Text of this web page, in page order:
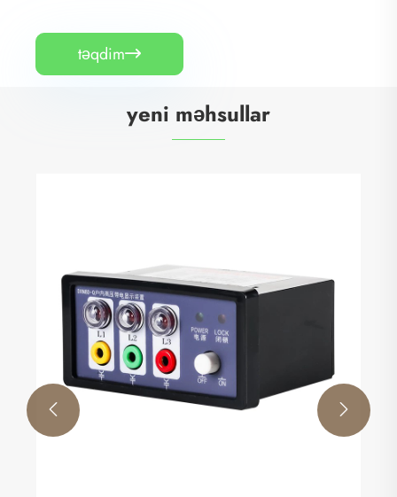
təqdim
yeni məhsullar
 